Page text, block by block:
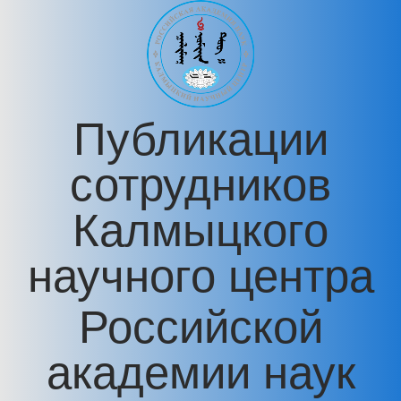
Перейти к основному содержанию
Публикации
сотрудников
Калмыцкого
научного центра
Российской
академии наук